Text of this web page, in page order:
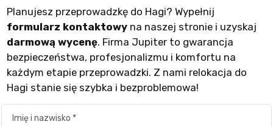
Planujesz przeprowadzkę do Hagi? Wypełnij
formularz kontaktowyna naszej stronie i uzyskaj
darmową wycenę. Firma Jupiter to gwarancja
bezpieczeństwa, profesjonalizmu i komfortu na
każdym etapie przeprowadzki. Z nami relokacja do
Hagi stanie się szybka i bezproblemowa!